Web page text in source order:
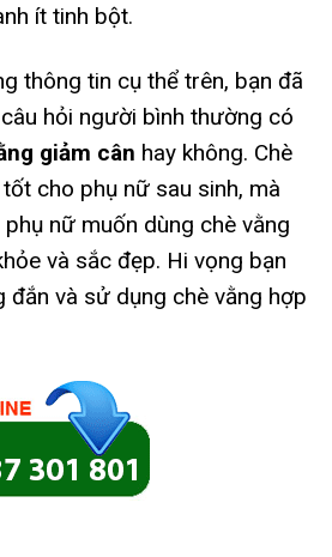
ít tinh bột.
thông tin cụ thể trên, bạn đã
hỏi người bình thường có
giảm cân hay không. Chè
cho phụ nữ sau sinh, mà
nữ muốn dùng chè vằng
và sắc đẹp. Hi vọng bạn
đắn và sử dụng chè vằng hợp